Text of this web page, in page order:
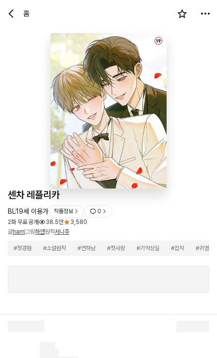
홈
센차 레플리카
BL19세 이용가 작품정보
0
2화 무료 공개
38.5만
3,580
글ham 그림하얀원작서니주
#첫경험 #소설원작 #연하남 #첫사랑 #기억상실 #집착 #귀염수